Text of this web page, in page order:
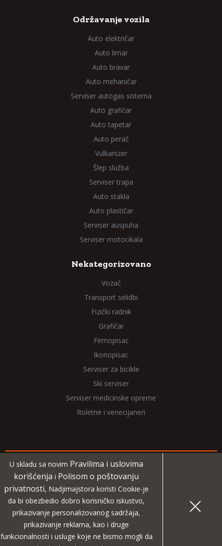
Održavanje vozila
Auto električar
Auto limar
Auto bravar
Auto mehaničar
Serviser autogas sistema
Auto grafičar
Auto tapetar
Auto perač
Vulkanizer
Šlep služba
Serviser trapa
Auto stakla
Auto plastičar
Serviser auspuha
Serviser motocikala
Nekategorizovano
Vozač
Transport selidbi
Fizički radnik
Grafičar
Firmopisac
Ikonopisac
Serviser za bicikle
Ski serviser
Serviser medicinske opreme
Roletne i venecijaneri
Copyright 2026 NadjiMajstora.rs
Informacije i grafički elementi su vlasništvo veb sajta
NadjiMajstora
Projekat digitalne agencije
Pravila i uslovi korišćenja|Polisa o poštovanju privatnosti
U skladu sa novim Pravilima i uslovima
korišćenja i Polisom o poštovanju
privatnosti, Nadjimajstora koristi Cookie-je
da bi obezbedio dobro korisničko iskustvo,
prikazivanje personalizovanog sadržaja,
prikazivanje reklama, kao i druge
funkcionalnosti i usluge koje ne bismo mogli da